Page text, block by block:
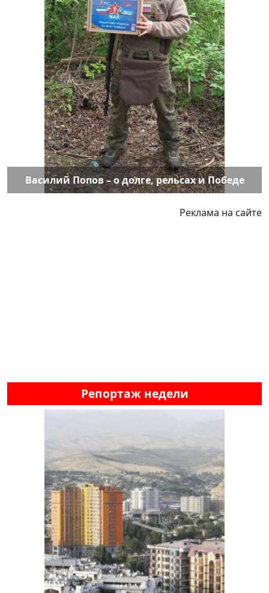
Василий Попов – о долге, рельсах и Победе
Реклама на сайте
Репортаж недели